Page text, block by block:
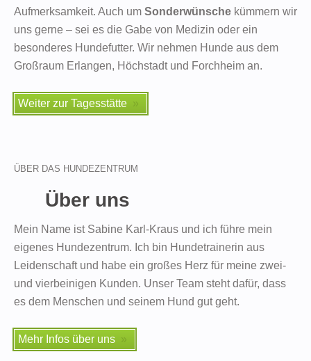
Aufmerksamkeit. Auch um Sonderwünsche kümmern wir
uns gerne – sei es die Gabe von Medizin oder ein
besonderes Hundefutter. Wir nehmen Hunde aus dem
Großraum Erlangen, Höchstadt und Forchheim an.
Weiter zur Tagesstätte
ÜBER DAS HUNDEZENTRUM
Über uns
Mein Name ist Sabine Karl-Kraus und ich führe mein
eigenes Hundezentrum. Ich bin Hundetrainerin aus
Leidenschaft und habe ein großes Herz für meine zwei-
und vierbeinigen Kunden. Unser Team steht dafür, dass
es dem Menschen und seinem Hund gut geht.
Mehr Infos über uns